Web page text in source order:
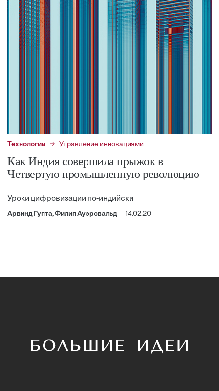
Технологии Управление инновациями
Как Индия совершила прыжок в
Четвертую промышленную революцию
Уроки цифровизации по-индийски
Арвинд Гупта, Филип Ауэрсвальд 14.02.20